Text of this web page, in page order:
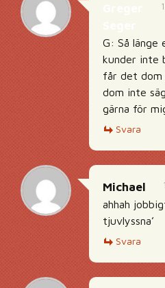
G: Så länge
kunder inte
får det dom
dom inte
gärna för
Svara
Michael
ahhah
tjuvlyssna’
Svara